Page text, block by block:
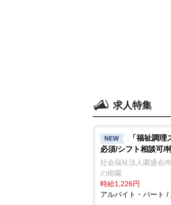
求人特集
NEW
「福祉調
必須/シフト相談可/
社会福祉法人園盛会/
の樹園
時給1,226円
アルバイト・パート /